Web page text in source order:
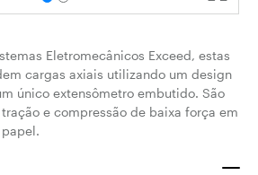
Eletromecânicos Exceed, estas
cargas axiais utilizando um design
único extensômetro embutido. São
e compressão de baixa força em